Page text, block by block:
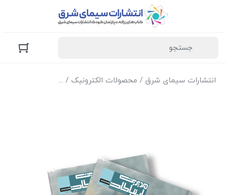
انتشارات سیمای شرق / محصولات الکترونیک / نسخه الکترونیک